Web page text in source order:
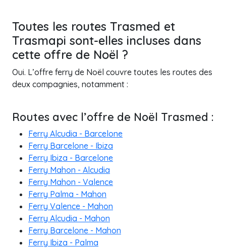
Toutes les routes Trasmed et
Trasmapi sont-elles incluses dans
cette offre de Noël ?
Oui. L’offre ferry de Noël couvre toutes les routes des
deux compagnies, notamment :
Routes avec l’offre de Noël Trasmed :
Ferry Alcudia - Barcelone
Ferry Barcelone - Ibiza
Ferry Ibiza - Barcelone
Ferry Mahon - Alcudia
Ferry Mahon - Valence
Ferry Palma - Mahon
Ferry Valence - Mahon
Ferry Alcudia - Mahon
Ferry Barcelone - Mahon
Ferry Ibiza - Palma